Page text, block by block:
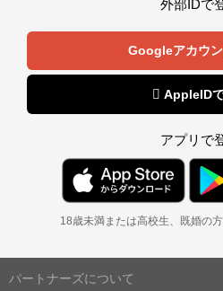
外部IDで
Googleアカウ
 AppleID
アプリで
18歳未満または高校生、既婚の
パートナーズについて